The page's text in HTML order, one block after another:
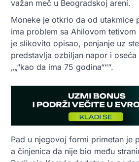
važan meč u Beogradskoj areni.
Moneke je otkrio da od utakmice
ima problem sa Ahilovom
je slikovito opisao, penjanje uz
predstavlja ozbiljan napor i
„„“kao da ima 75 godina“““.
Pad u njegovoj formi primetan je
a činjenica da nije bio među